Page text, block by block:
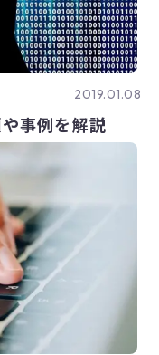
2019.01.08
事例を解説